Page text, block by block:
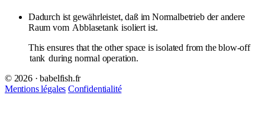
Dadurch ist gewährleistet, daß im Normalbetrieb der andere
Raum vom Abblasetank isoliert ist.
This ensures that the other space is isolated from the blow-off
tank during normal operation.
© 2026 · babelfish.fr
Mentions légales Confidentialité